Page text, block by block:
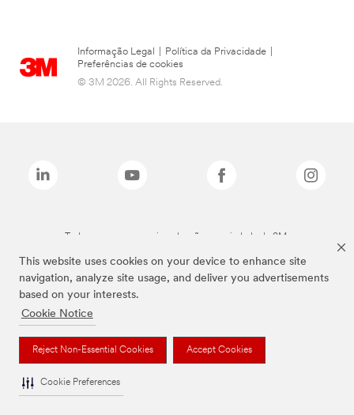
This website uses cookies on your device to enhance site
navigation, analyze site usage, and deliver you advertisements
based on your interests.
Cookie Notice
Reject Non-Essential Cookies Accept Cookies
Cookie Preferences
Informação Legal Política da Privacidade
Preferências de cookies
© 3M 2026. All Rights Reserved.
Todas as marcas mencionadas são propriedade da 3M.